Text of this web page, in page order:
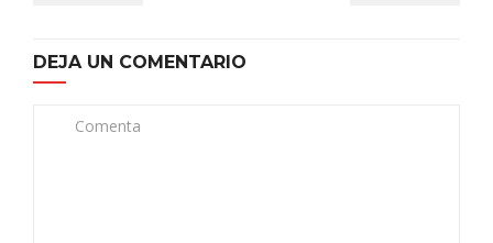
DEJA UN COMENTARIO
Comenta